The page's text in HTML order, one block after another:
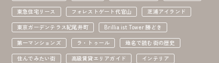
東急住宅リース
フォレストゲート代官山
芝浦アイランド
東京ガーデンテラス紀尾井町
Brillia ist Tower 勝どき
第一マンションズ
ラ・トゥール
地名で読む街の歴史
住んでみたい街
高級賃貸エリアガイド
インテリア